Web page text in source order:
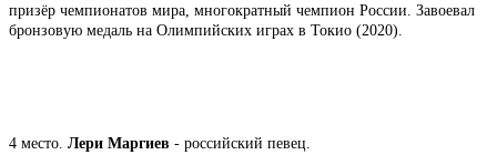
призёр чемпионатов мира, многократный чемпион России. Завоевал
бронзовую медаль на Олимпийских играх в Токио (2020).
4 место. Лери Маргиев - российский певец.